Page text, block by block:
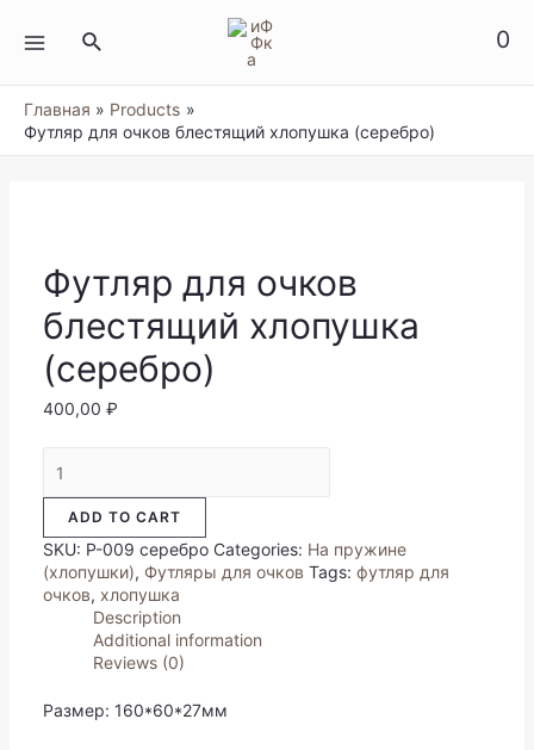
содержимому
MENU
Поиск 0
Главная
Products
Футляр для очков блестящий хлопушка (серебро)
Футляр для очков
блестящий хлопушка
(серебро)
400,00 ₽
для
очков
блестящий
хлопушка
(серебро)
quantity
ADD TO CART
SKU: P-009 серебро Categories: На пружине
(хлопушки), Футляры для очков Tags: футляр для
очков, хлопушка
Description
Additional information
Reviews (0)
Размер: 160*60*27мм